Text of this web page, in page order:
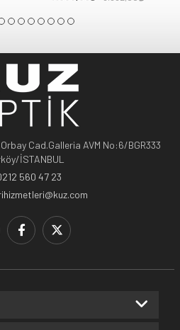
Orbay Cad.Galleria AVM No:6/BGR333
İSTANBUL
560 47 23